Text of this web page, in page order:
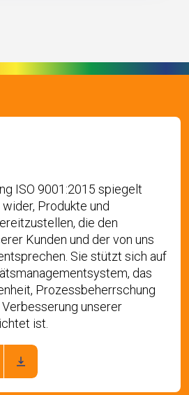
ISO 9001:2015 spiegelt
Produkte und
die den
Kunden und der von uns
Sie stützt sich auf
das
Prozessbeherrschung
unserer
ist.